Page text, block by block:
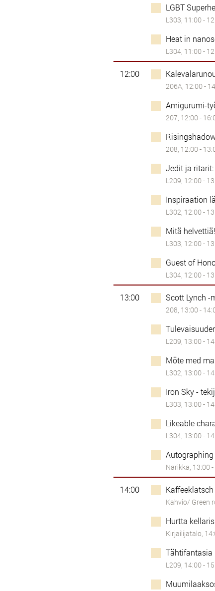
LGBT
L303, 11:00 -
Heat in
L304, 11:00 -
12:00
206A, 12:00 -
Amigurumi-
207, 12:00 -
208, 12:00 -
Jedit ja
L209, 12:00 -
Inspiraation
L302, 12:00 -
Mitä helvettiä!
L303, 12:00 -
Guest of
L304, 12:00 -
13:00 Scott Lynch -
208, 13:00 -
L209, 13:00 -
Möte med
L302, 13:00 -
Iron Sky -
L303, 13:00 -
Likeable
L304, 13:00 -
Narikka, 13:00
14:00
Kahvio/ Green
Hurtta
Kirjailijatalo,
Tähtifantasia
L209, 14:00 -